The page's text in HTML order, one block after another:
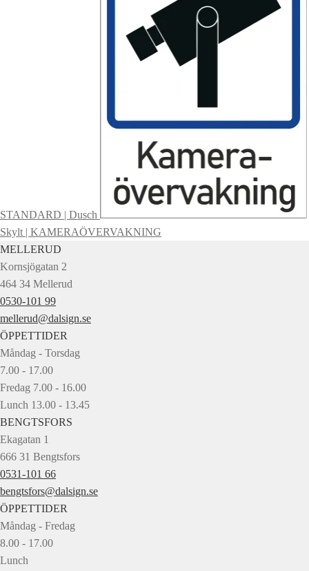
STANDARD | Dusch
Skylt | KAMERAÖVERVAKNING
MELLERUD
Kornsjögatan 2
464 34 Mellerud
0530-101 99
mellerud@dalsign.se
ÖPPETTIDER
Måndag - Torsdag
7.00 - 17.00
Fredag 7.00 - 16.00
Lunch 13.00 - 13.45
BENGTSFORS
Ekagatan 1
666 31 Bengtsfors
0531-101 66
bengtsfors@dalsign.se
ÖPPETTIDER
Måndag - Fredag
8.00 - 17.00
Lunch